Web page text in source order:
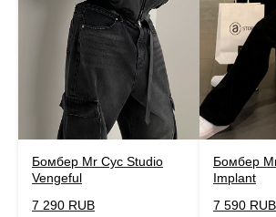
Бомбер Mr Cyc Studio
Vengeful
7 290 RUB
Бомбер
Implant
7 590 RUB